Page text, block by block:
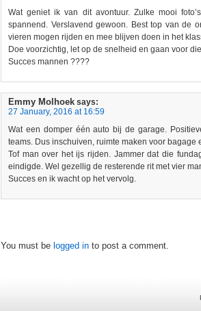
Wat geniet ik van dit avontuur. Zulke mooi
spannend. Verslavend gewoon. Best top van de
vieren mogen rijden en mee blijven doen in het
Doe voorzichtig, let op de snelheid en gaan voor
Succes mannen ????
Emmy Molhoek says:
27 January, 2016 at 16:59
Wat een domper één auto bij de garage.
teams. Dus inschuiven, ruimte maken voor bagage
Tof man over het ijs rijden. Jammer dat die
eindigde. Wel gezellig de resterende rit met vier
Succes en ik wacht op het vervolg.
You must be logged in to post a comment.